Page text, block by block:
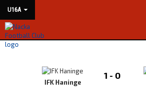
U16A
HEM
IFK Haninge
1 - 0